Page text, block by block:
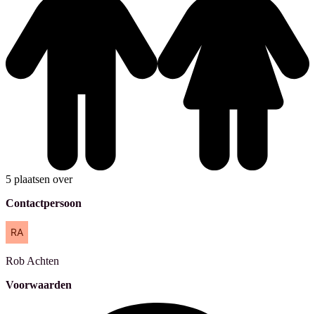
5 plaatsen over
Contactpersoon
Rob Achten
Voorwaarden